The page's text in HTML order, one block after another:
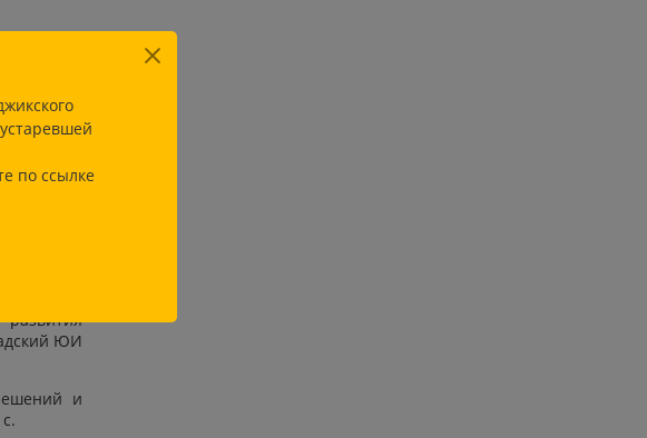
пособие.
ЮИ
и
по ссылке